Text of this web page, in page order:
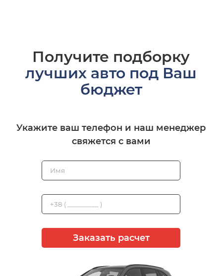
Получите подборку
лучших авто под Ваш
бюджет
Укажите ваш телефон и наш менеджер
свяжется с вами
Заказать расчет